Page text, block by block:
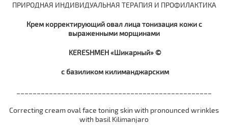
ПРИРОДНАЯ ИНДИВИДУАЛЬНАЯ ТЕРАПИЯ И ПРОФИЛАКТИКА
Крем корректирующий овал лица тонизация кожи с
выраженными морщинами
KERESHMEH «Шикарный» ©
с базиликом килиманджарским
Correcting cream oval face toning skin with pronounced wrinkles
with basil Kilimanjaro